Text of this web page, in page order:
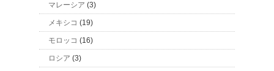
マレーシア (3)
メキシコ (19)
モロッコ (16)
ロシア (3)